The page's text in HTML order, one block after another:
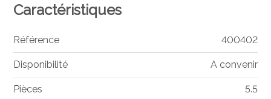
Caractéristiques
Référence 400402
Disponibilité A convenir
Pièces 5.5